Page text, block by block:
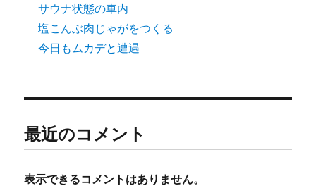
サウナ状態の車内
塩こんぶ肉じゃがをつくる
今日もムカデと遭遇
最近のコメント
表示できるコメントはありません。